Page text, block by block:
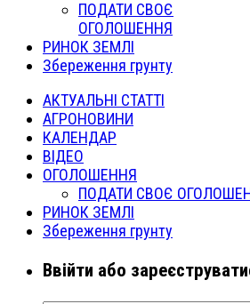
ПОДАТИ СВОЄ
ОГОЛОШЕННЯ
РИНОК ЗЕМЛІ
Збереження грунту
АКТУАЛЬНІ СТАТТІ
АГРОНОВИНИ
КАЛЕНДАР
ВІДЕО
ОГОЛОШЕННЯ
ПОДАТИ СВОЄ
РИНОК ЗЕМЛІ
Збереження грунту
Ввійти або